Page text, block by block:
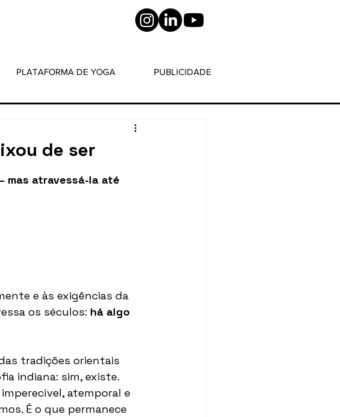
PLATAFORMA DE YOGA PUBLICIDADE
de ser
mas atravessá-la até
e às exigências da
os séculos: há algo
tradições orientais
indiana: sim, existe.
atemporal e
É o que permanece